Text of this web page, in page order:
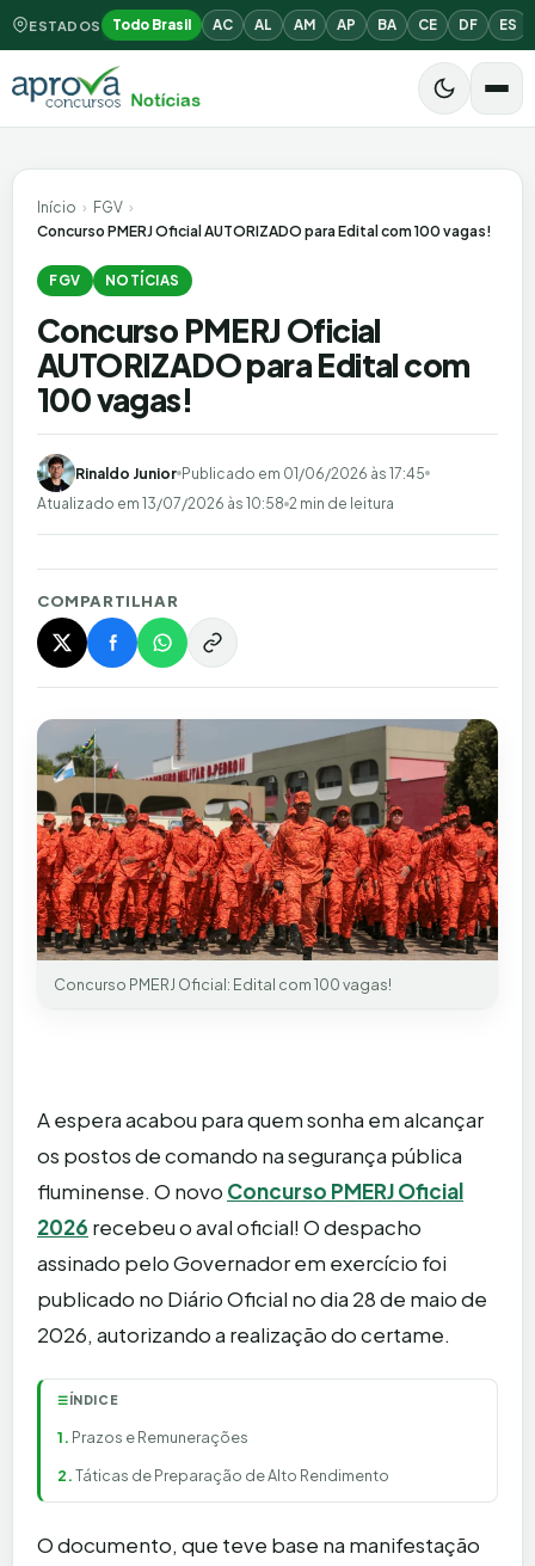
ESTADOS Todo Brasil AC AL AM AP BA CE DF ES
Início › FGV ›
Concurso PMERJ Oficial AUTORIZADO para Edital com 100 vagas!
FGV NOTÍCIAS
Concurso PMERJ Oficial
AUTORIZADO para Edital com
100 vagas!
Rinaldo Junior Publicado em 01/06/2026 às 17:45
Atualizado em 13/07/2026 às 10:58 2 min de leitura
COMPARTILHAR
Concurso PMERJ Oficial: Edital com 100 vagas!
A espera acabou para quem sonha em alcançar
os postos de comando na segurança pública
fluminense. O novo Concurso PMERJ Oficial
2026 recebeu o aval oficial! O despacho
assinado pelo Governador em exercício foi
publicado no Diário Oficial no dia 28 de maio de
2026, autorizando a realização do certame.
☰ÍNDICE
Prazos e Remunerações
Táticas de Preparação de Alto Rendimento
O documento, que teve base na manifestação